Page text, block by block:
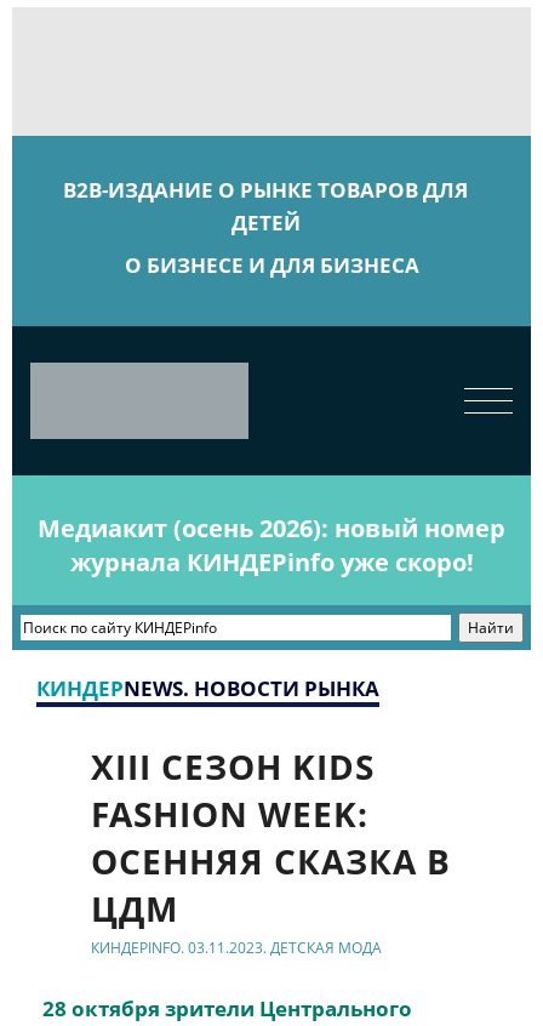
B2B-ИЗДАНИЕ О РЫНКЕ ТОВАРОВ ДЛЯ
ДЕТЕЙ
О БИЗНЕСЕ И ДЛЯ БИЗНЕСА
Медиакит (осень 2026): новый номер
журнала КИНДЕРinfo уже скоро!
КИНДЕРNEWS. НОВОСТИ РЫНКА
XIII СЕЗОН KIDS
FASHION WEEK:
ОСЕННЯЯ СКАЗКА В
ЦДМ
КИНДЕРINFO. 03.11.2023. ДЕТСКАЯ МОДА
28 октября зрители Центрального